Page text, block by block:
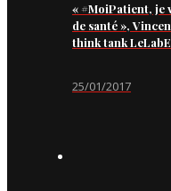
« #MoiPatient, je
de santé »,
think tank
25/01/2017